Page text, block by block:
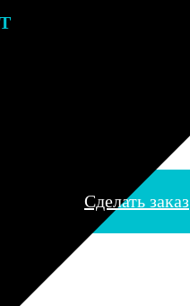
Сделать заказ